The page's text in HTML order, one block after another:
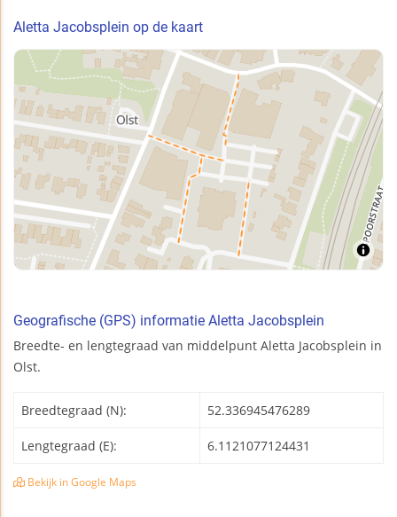
Aletta Jacobsplein op de kaart
Geografische (GPS) informatie Aletta Jacobsplein
Breedte- en lengtegraad van middelpunt Aletta Jacobsplein in
Olst.
Breedtegraad (N): 52.336945476289
Lengtegraad (E): 6.1121077124431
Bekijk in Google Maps